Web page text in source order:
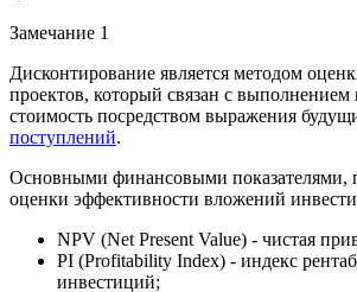
Замечание 1
Дисконтирование является методом
проектов, который связан с выполнением
стоимость посредством выражения
поступлений.
Основными финансовыми показателями,
оценки эффективности вложений
NPV (Net Present Value) - чистая
PI (Profitability Index) - индекс
инвестиций;